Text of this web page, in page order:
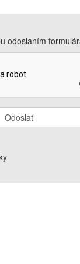
odoslaním
Odoslať